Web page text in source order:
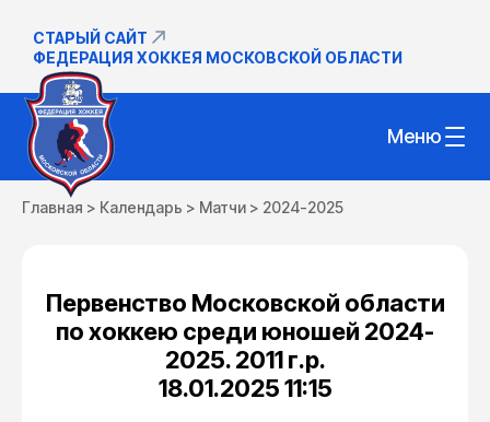
СТАРЫЙ САЙТ
ФЕДЕРАЦИЯ ХОККЕЯ МОСКОВСКОЙ ОБЛАСТИ
Меню
Главная > Календарь > Матчи > 2024-2025
Первенство Московской области
по хоккею среди юношей 2024-
2025. 2011 г.р.
18.01.2025 11:15